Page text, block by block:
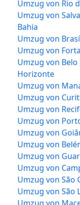
Umzug von Rio
Umzug von
Bahia
Umzug von
Umzug von
Umzug von
Horizonte
Umzug von
Umzug von
Umzug von
Umzug von
Umzug von
Umzug von
Umzug von
Umzug von
Umzug von São
Umzug von São